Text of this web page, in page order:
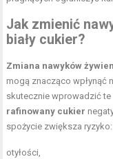
Jak zmienić
biały cukier?
Zmiana nawyków
mogą znacząco wpłynąć
skutecznie wprowadzić
rafinowany cukier
spożycie zwiększa ryzyko:
otyłości,